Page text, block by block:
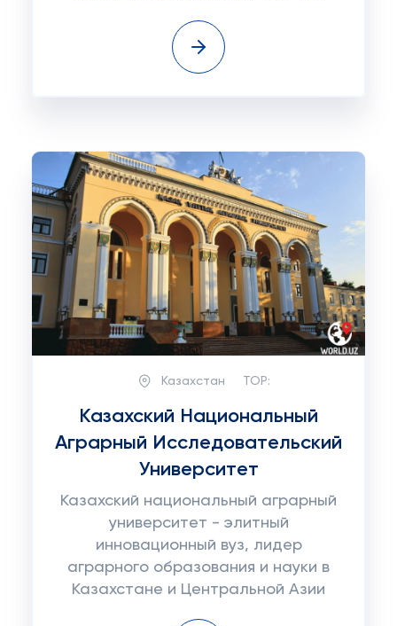
Казахстан TOP:
Казахский Национальный
Аграрный Исследовательский
Университет
Казахский национальный аграрный
университет - элитный
инновационный вуз, лидер
аграрного образования и науки в
Казахстане и Центральной Азии